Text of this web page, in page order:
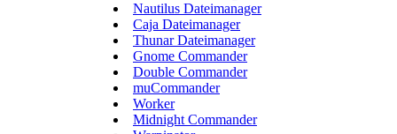
Nautilus Dateimanager
Caja Dateimanager
Thunar Dateimanager
Gnome Commander
Double Commander
muCommander
Worker
Midnight Commander